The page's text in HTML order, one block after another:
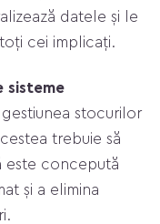
datele și le
cei implicați.
sisteme
stocurilor
trebuie să
este concepută
și a elimina